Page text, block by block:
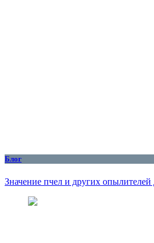
Блог
Значение пчел и других опылителей